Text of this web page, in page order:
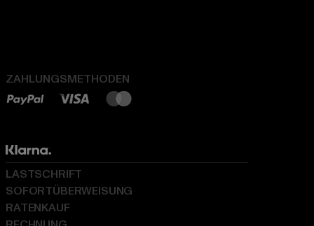
ZAHLUNGSMETHODEN
LASTSCHRIFT
SOFORTÜBERWEISUNG
RATENKAUF